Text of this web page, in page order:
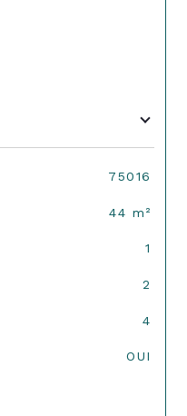
75016
44 m²
1
2
4
OUI